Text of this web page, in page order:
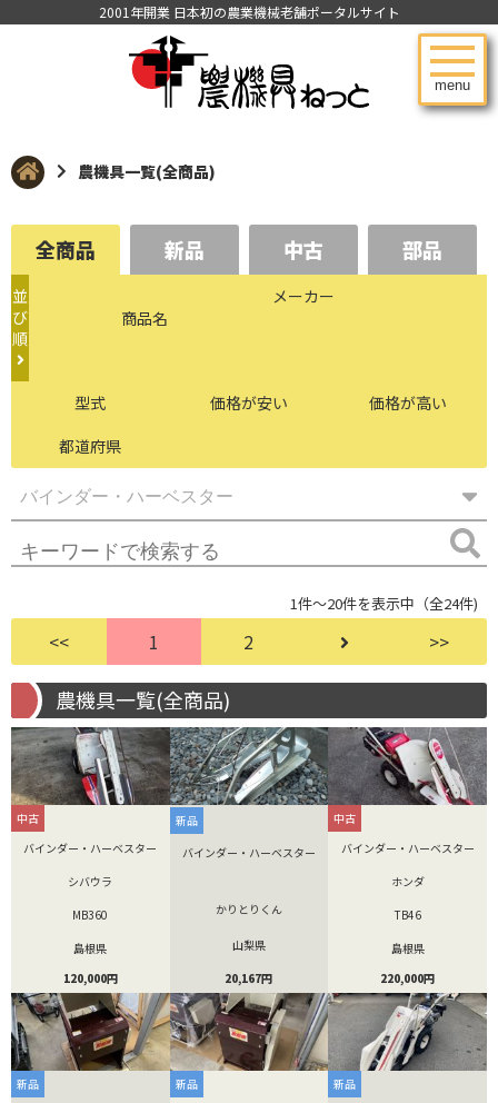
menu
2001年開業 日本初の農業機械老舗ポータルサイト
農機具一覧(全商品)
全商品 新品 中古 部品
並
び
順
商品名
メーカー
型式 価格が安い
価格が高い
都道府県
1件～20件を表示中（全24件)
<< 1 2 >>
農機具一覧(全商品)
中古
バインダー・ハーベスター
シバウラ
MB360
島根県
120,000円
新品
バインダー・ハーベスター
かりとりくん
山梨県
20,167円
中古
バインダー・ハーベスター
ホンダ
TB46
島根県
220,000円
新品
新品
新品